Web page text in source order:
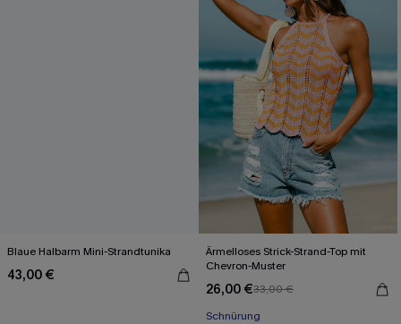
Blaue Halbarm Mini-Strandtunika
43,00 €
Ärmelloses Strick-Strand-Top mit
Chevron-Muster
26,00 €33,00 €
Schnürung